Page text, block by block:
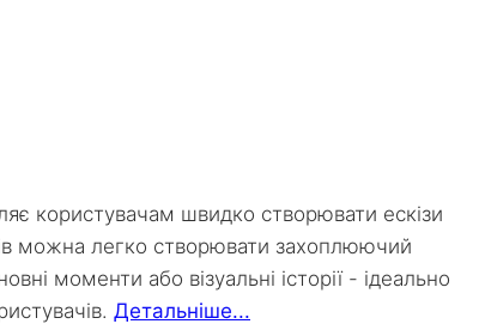
користувачам швидко створювати ескізи
можна легко створювати захоплюючий
моменти або візуальні історії - ідеально
Детальніше...